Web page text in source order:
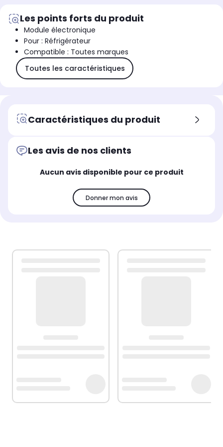
Les points forts du produit
Module électronique
Pour : Réfrigérateur
Compatible : Toutes marques
Toutes les caractéristiques
Caractéristiques du produit
Les avis de nos clients
Aucun avis disponible pour ce produit
Donner mon avis